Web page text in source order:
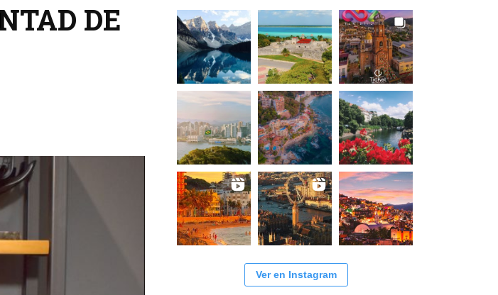
DE
Ver en Instagram